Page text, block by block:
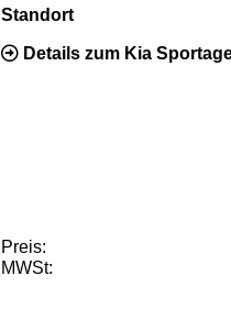
Standort
Details zum Kia
Preis:
MWSt: